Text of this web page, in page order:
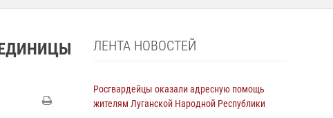
ЛЕНТА НОВОСТЕЙ
Росгвардейцы оказали адресную помощь
жителям Луганской Народной Республики